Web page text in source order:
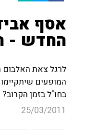
אסף
החדש -
לרגל צאת האלבום
המופעים
בחו"ל בזמן הקרוב?
25/03/2011